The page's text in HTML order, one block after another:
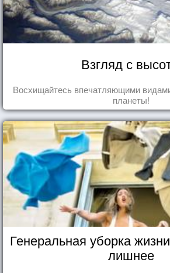
Взгляд с
Восхищайтесь впечатляющими
планеты!
Генеральная уборка
лишнее